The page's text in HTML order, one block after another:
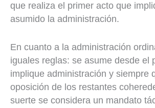
que realiza el primer acto que
asumido la administración.
En cuanto a la administración
iguales reglas: se asume desde el
implique administración y siempre
oposición de los restantes
suerte se considera un mandato